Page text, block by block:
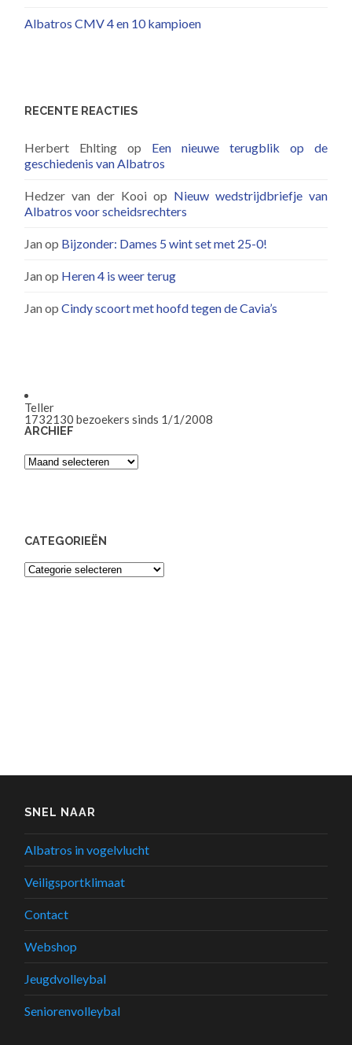
Albatros CMV 4 en 10 kampioen
RECENTE REACTIES
Herbert Ehlting op Een nieuwe terugblik op de
geschiedenis van Albatros
Hedzer van der Kooi op Nieuw wedstrijdbriefje van
Albatros voor scheidsrechters
Janop Bijzonder: Dames 5 wint set met 25-0!
Janop Heren 4 is weer terug
JanopCindy scoort met hoofd tegen de Cavia’s
Teller
1732130 bezoekers sinds 1/1/2008
ARCHIEF
Archief
CATEGORIEËN
Categorieën
SNEL NAAR
Albatros in vogelvlucht
Veiligsportklimaat
Contact
Webshop
Jeugdvolleybal
Seniorenvolleybal